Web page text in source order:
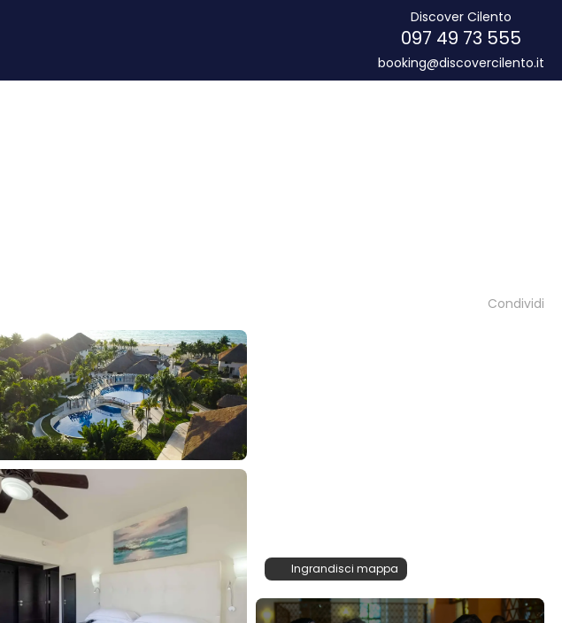
Discover Cilento
097 49 73 555
booking@discovercilento.it
Condividi
Ingrandisci mappa